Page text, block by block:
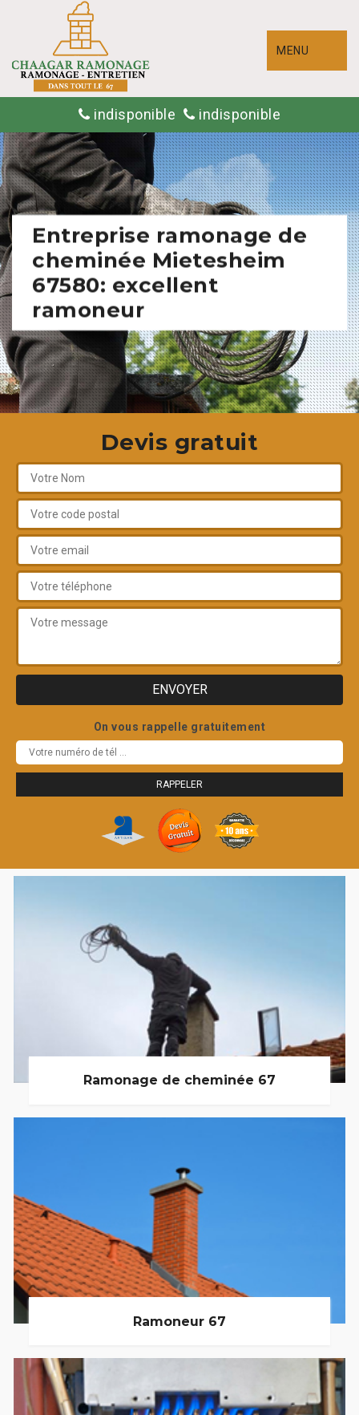
MENU
indisponible indisponible
Entreprise ramonage de
cheminée Mietesheim
67580: excellent
ramoneur
Devis gratuit
On vous rappelle gratuitement
Ramonage de cheminée 67
Ramoneur 67